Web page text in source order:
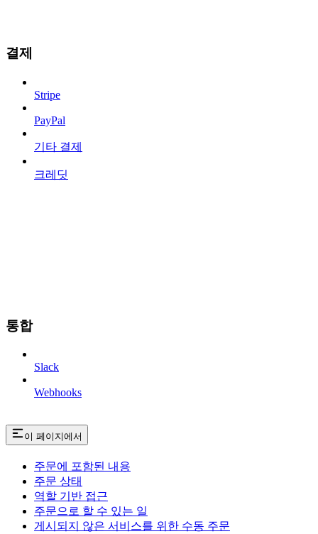
결제
Stripe
PayPal
기타 결제
크레딧
통합
Slack
Webhooks
이 페이지에서
주문에 포함된 내용
주문 상태
역할 기반 접근
주문으로 할 수 있는 일
게시되지 않은 서비스를 위한 수동 주문